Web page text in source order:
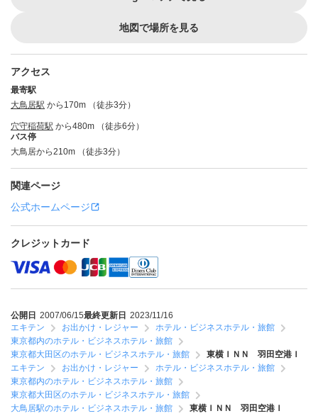
地図で場所を見る
アクセス
最寄駅
大鳥居駅 から170m （徒歩3分）
穴守稲荷駅 から480m （徒歩6分）
バス停
大鳥居から210m （徒歩3分）
関連ページ
公式ホームページ
クレジットカード
公開日 2007/06/15最終更新日 2023/11/16
エキテン
お出かけ・レジャー
ホテル・ビジネスホテル・旅館
東京都内のホテル・ビジネスホテル・旅館
東京都大田区のホテル・ビジネスホテル・旅館
東横ＩＮＮ 羽田空港Ｉ
エキテン
お出かけ・レジャー
ホテル・ビジネスホテル・旅館
東京都内のホテル・ビジネスホテル・旅館
東京都大田区のホテル・ビジネスホテル・旅館
大鳥居駅のホテル・ビジネスホテル・旅館
東横ＩＮＮ 羽田空港Ｉ